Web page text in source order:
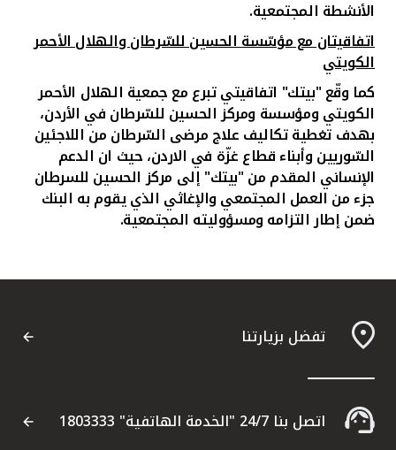
الأنشطة المجتمعية.
اتفاقيتان مع مؤسّسة الحسين للسّرطان والهلال الأحمر
الكويتي
كما وقّع "بيتك" اتفاقيتي تبرع مع جمعية الهلال الأحمر
الكويتي ومؤسسة ومركز الحسين للسّرطان في الأردن،
بهدف تغطية تكاليف علاج مرضى السّرطان من اللاجئين
السّوريين وأبناء قطاع غزّة في الاردن، حيث ان الدعم
الإنساني المقدم من "بيتك" إلى مركز الحسين للسرطان
جزء من العمل المجتمعي والإغاثي الذي يقوم به البنك
ضمن إطار التزامه ومسؤوليته المجتمعية.
تفضل بزيارتنا
اتصل بنا 24/7 "الخدمة الهاتفية" 1803333